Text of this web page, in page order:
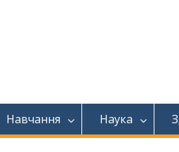
Навчання Наука